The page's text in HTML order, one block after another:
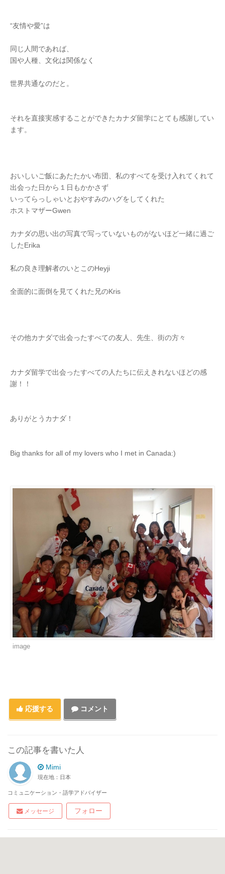
“友情や愛”は
同じ人間であれば、
国や人種、文化は関係なく
世界共通なのだと。
それを直接実感することができたカナダ留学にとても感謝してい
ます。
おいしいご飯にあたたかい布団、私のすべてを受け入れてくれて
出会った日から１日もかかさず
いってらっしゃいとおやすみのハグをしてくれた
ホストマザーGwen
カナダの思い出の写真で写っていないものがないほど一緒に過ご
したErika
私の良き理解者のいとこのHeyji
全面的に面倒を見てくれた兄のKris
その他カナダで出会ったすべての友人、先生、街の方々
カナダ留学で出会ったすべての人たちに伝えきれないほどの感
謝！！
ありがとうカナダ！
Big thanks for all of my lovers who I met in Canada:)
image
応援する コメント
この記事を書いた人
Mimi
現在地：日本
コミュニケーション・語学アドバイザー
メッセージ フォロー